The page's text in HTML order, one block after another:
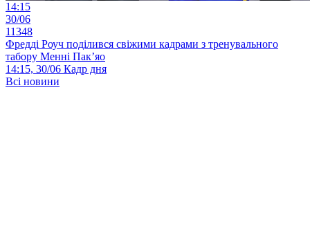
14:15
30/06
11348
Фредді Роуч поділився свіжими кадрами з тренувального
табору Менні Пак’яо
14:15, 30/06 Кадр дня
Всі новини